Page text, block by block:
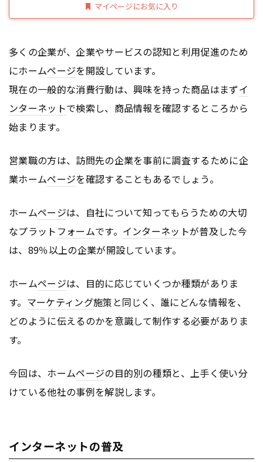
マイページにお気に入り
多くの企業が、企業やサービスの認知と利用促進のため
にホームページを開設しています。
現在の一般的な消費行動は、興味を持った商品はまずイ
ンターネットで検索し、商品情報を確認するところから
始まります。
営業職の方は、訪問先の企業を事前に調査するために企
業ホームページを確認することもあるでしょう。
ホームページは、自社について知ってもらうための大切
なプラット フォームです。 インターネットが普及した今
は、89％以上の企業が開設しています。
ホームページは、目的に応じていくつか種類がありま
す。 マーケティング施策と同じく、誰にどんな情報を、
どのように伝えるのかを意識して制作する必要がありま
す。
今回は、ホームページの目的別の種類と、上手く使い分
けている他社の事例を解説します。
インターネットの普及